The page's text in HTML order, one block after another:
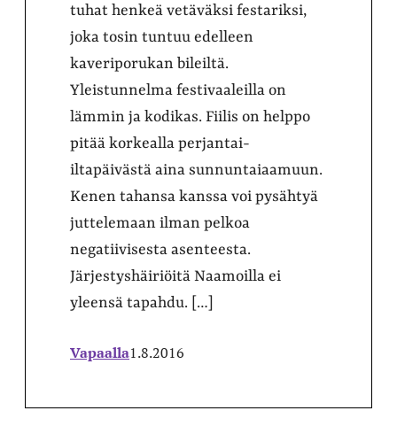
tuhat henkeä vetäväksi festariksi,
joka tosin tuntuu edelleen
kaveriporukan bileiltä.
Yleistunnelma festivaaleilla on
lämmin ja kodikas. Fiilis on helppo
pitää korkealla perjantai-
iltapäivästä aina sunnuntaiaamuun.
Kenen tahansa kanssa voi pysähtyä
juttelemaan ilman pelkoa
negatiivisesta asenteesta.
Järjestyshäiriöitä Naamoilla ei
yleensä tapahdu. […]
Vapaalla1.8.2016